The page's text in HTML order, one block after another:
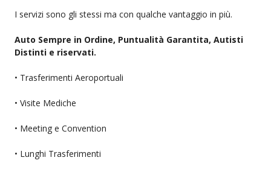
I servizi sono gli stessi ma con qualche vantaggio in più.
Auto Sempre in Ordine, Puntualità Garantita, Autisti
Distinti e riservati.
• Trasferimenti Aeroportuali
• Visite Mediche
• Meeting e Convention
• Lunghi Trasferimenti